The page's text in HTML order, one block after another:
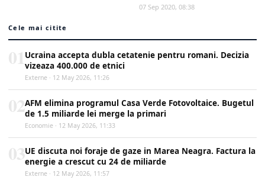
07 Sep 2020, 08:38
Cele mai citite
Ucraina accepta dubla cetatenie pentru romani. Decizia
vizeaza 400.000 de etnici
Externe · 12 May 2026, 11:26
AFM elimina programul Casa Verde Fotovoltaice. Bugetul
de 1.5 miliarde lei merge la primari
Economie · 12 May 2026, 11:33
UE discuta noi foraje de gaze in Marea Neagra. Factura la
energie a crescut cu 24 de miliarde
Externe · 12 May 2026, 11:57